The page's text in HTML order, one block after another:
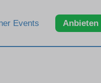
Events Anbieten